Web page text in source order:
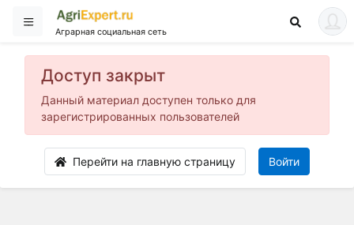
Аграрная социальная сеть
Доступ закрыт
Данный материал доступен только для
зарегистрированных пользователей
Перейти на главную страницу Войти